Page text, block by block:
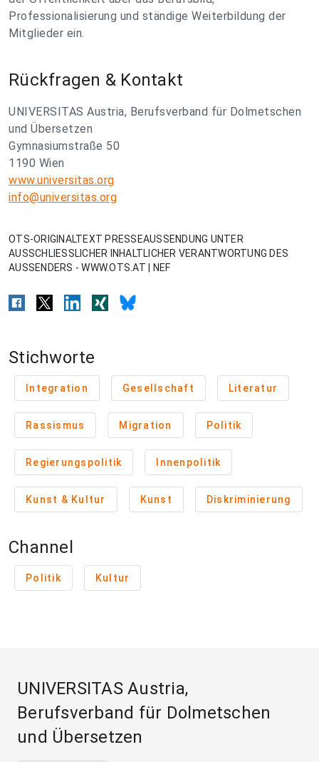
Professionalisierung und ständige Weiterbildung der
Mitglieder ein.
Rückfragen & Kontakt
UNIVERSITAS Austria, Berufsverband für Dolmetschen
und Übersetzen
Gymnasiumstraße 50
1190 Wien
www.universitas.org
info@universitas.org
OTS-ORIGINALTEXT PRESSEAUSSENDUNG UNTER
AUSSCHLIESSLICHER INHALTLICHER VERANTWORTUNG DES
AUSSENDERS - WWW.OTS.AT | NEF
Stichworte
Integration Gesellschaft Literatur
Rassismus Migration Politik
Regierungspolitik Innenpolitik
Kunst & Kultur Kunst Diskriminierung
Channel
Politik Kultur
UNIVERSITAS Austria,
Berufsverband für Dolmetschen
und Übersetzen